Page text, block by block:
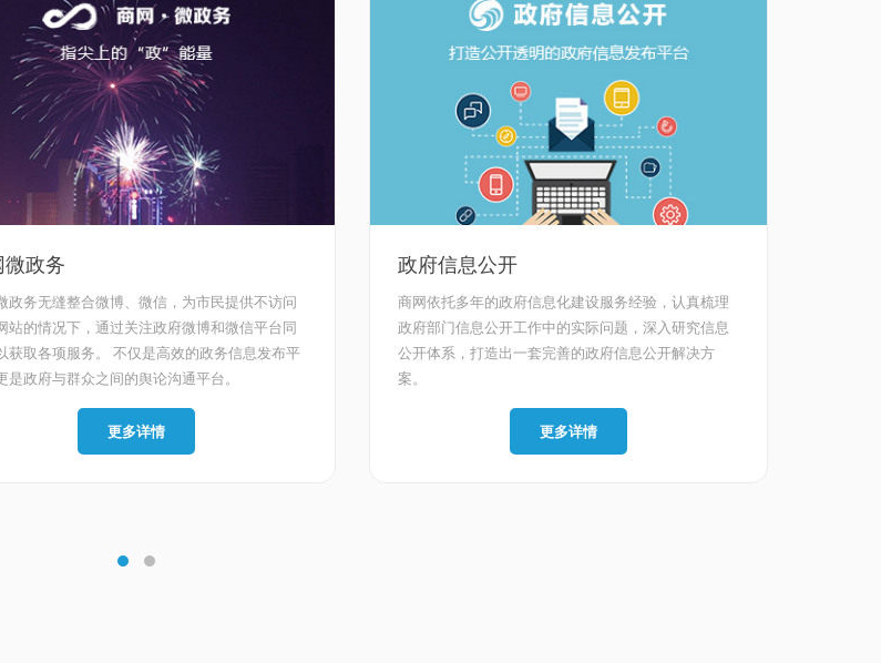
微政务
政务无缝整合微博、微信，为市民提供不访问
站的情况下，通过关注政府微博和微信平台同
获取各项服务。 不仅是高效的政务信息发布平
是政府与群众之间的舆论沟通平台。
更多详情
政府信息公开
商网依托多年的政府信息化建设服务经验，认真梳理
政府部门信息公开工作中的实际问题，深入研究信息
公开体系，打造出一套完善的政府信息公开解决方
案。
更多详情